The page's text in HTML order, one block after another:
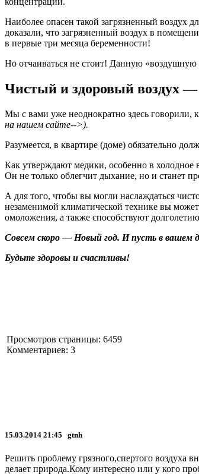
Наиболее опасен такой загрязненный воздух
доказали, что загрязненный воздух в
в первые три месяца беременности!
Но отчаиваться не стоит! Данную
Чистый и здоровый воздух —
Мы с вами уже неоднократно здесь говорили,
на нашем сайте-->).
Разумеется, в квартире (доме) обязательно
Как утверждают медики, особенно в холодное
Он не только облегчит дыхание, но и станет
А для того, чтобы вы могли наслаждаться
незаменимой климатической технике вы
омоложения, а также способствуют
Совсем скоро — Новый год. И пусть в вашем
Будьте здоровы и счастливы!
Просмотров страницы: 6459
Комментариев: 3
15.03.2014 21:45 gtnh
Решить проблему грязного,спертого воздуха
делает природа.Кому интересно или у кого